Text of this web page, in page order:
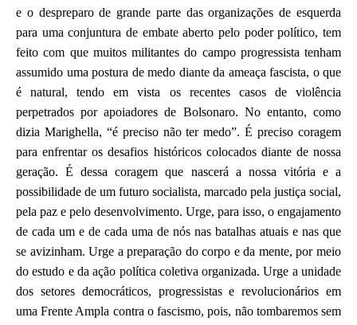
e o despreparo de grande parte das organizações de esquerda
para uma conjuntura de embate aberto pelo poder político, tem
feito com que muitos militantes do campo progressista tenham
assumido uma postura de medo diante da ameaça fascista, o que
é natural, tendo em vista os recentes casos de violência
perpetrados por apoiadores de Bolsonaro. No entanto, como
dizia Marighella, “é preciso não ter medo”. É preciso coragem
para enfrentar os desafios históricos colocados diante de nossa
geração. É dessa coragemque nascerá a nossa vitória e a
possibilidade de um futuro socialista, marcado pela justiça social,
pela paz e pelo desenvolvimento. Urge, para isso, o engajamento
de cada um e de cada uma de nós nas batalhas atuais e nas que
se avizinham. Urge a preparação do corpo e da mente, por meio
do estudo e da ação política coletiva organizada. Urge a unidade
dos setores democráticos, progressistase revolucionários em
uma Frente Ampla contra o fascismo,pois, não tombaremos sem